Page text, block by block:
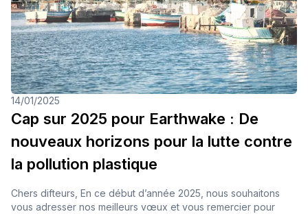
14/01/2025
Cap sur 2025 pour Earthwake : De
nouveaux horizons pour la lutte contre
la pollution plastique
Chers difteurs, En ce début d’année 2025, nous souhaitons
vous adresser nos meilleurs vœux et vous remercier pour